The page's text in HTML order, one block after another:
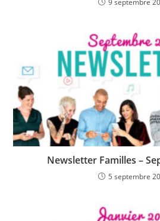
9 septembre
Newsletter Familles –
5 septembre